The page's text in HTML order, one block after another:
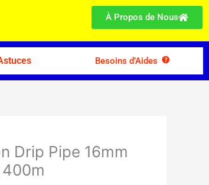
À Propos de Nous
Besoins d’Aides
Drip Pipe 16mm